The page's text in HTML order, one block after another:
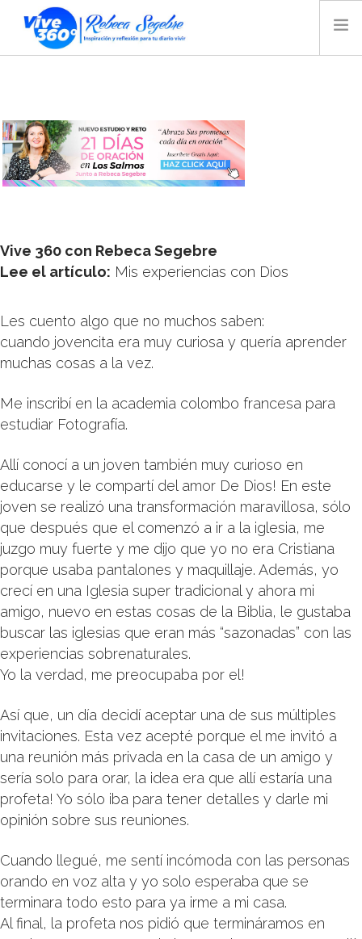
VIDEO
AUDIO
TIENDA
BIOGRAFÍA
Vive 360 con Rebeca Segebre
Lee el artículo: Mis experiencias con Dios
Les cuento algo que no muchos saben:
cuando jovencita era muy curiosa y quería aprender
muchas cosas a la vez.
Me inscribí en la academia colombo francesa para
estudiar Fotografía.
Allí conocí a un joven también muy curioso en
educarse y le compartí del amor De Dios! En este
joven se realizó una transformación maravillosa, sólo
que después que el comenzó a ir a la iglesia, me
juzgo muy fuerte y me dijo que yo no era Cristiana
porque usaba pantalones y maquillaje. Además, yo
crecí en una Iglesia super tradicional y ahora mi
amigo, nuevo en estas cosas de la Biblia, le gustaba
buscar las iglesias que eran más “sazonadas” con las
experiencias sobrenaturales.
Yo la verdad, me preocupaba por el!
Así que, un día decidí aceptar una de sus múltiples
invitaciones. Esta vez acepté porque el me invitó a
una reunión más privada en la casa de un amigo y
sería solo para orar, la idea era que allí estaría una
profeta! Yo sólo iba para tener detalles y darle mi
opinión sobre sus reuniones.
Cuando llegué, me sentí incómoda con las personas
orando en voz alta y yo solo esperaba que se
terminara todo esto para ya irme a mi casa.
Al final, la profeta nos pidió que termináramos en